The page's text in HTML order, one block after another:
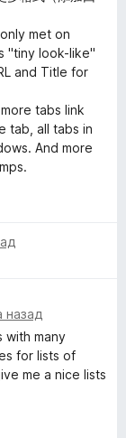
met on
"tiny look-like"
and Title for
tabs link
tab, all tabs in
And more
назад
with many
for lists of
me a nice lists